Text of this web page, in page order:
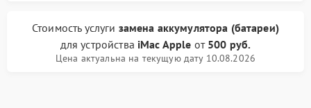
Стоимость услуги замена аккумулятора (батареи)
для устройства iMac Apple от 500 руб.
Цена актуальна на текущую дату 10.08.2026